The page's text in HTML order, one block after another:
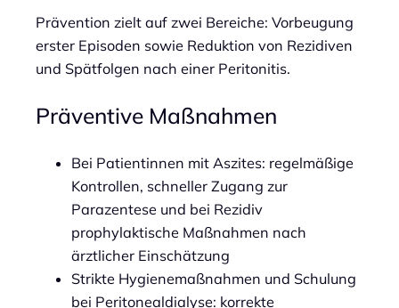
Prävention zielt auf zwei Bereiche: Vorbeugung
erster Episoden sowie Reduktion von Rezidiven
und Spätfolgen nach einer Peritonitis.
Präventive Maßnahmen
Bei Patientinnen mit Aszites: regelmäßige
Kontrollen, schneller Zugang zur
Parazentese und bei Rezidiv
prophylaktische Maßnahmen nach
ärztlicher Einschätzung
Strikte Hygienemaßnahmen und Schulung
bei Peritonealdialyse: korrekte